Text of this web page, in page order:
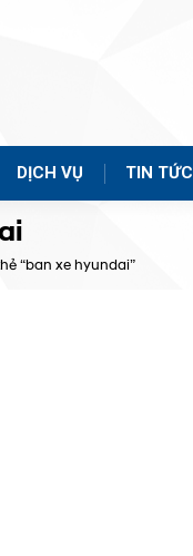
DỊCH VỤ TIN TỨC
“ban xe hyundai”